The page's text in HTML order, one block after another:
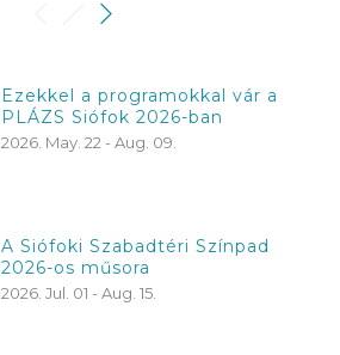
Ezekkel a programokkal vár a
PLÁZS Siófok 2026-ban
2026. May. 22 - Aug. 09.
A Siófoki Szabadtéri Színpad
2026-os műsora
2026. Jul. 01 - Aug. 15.